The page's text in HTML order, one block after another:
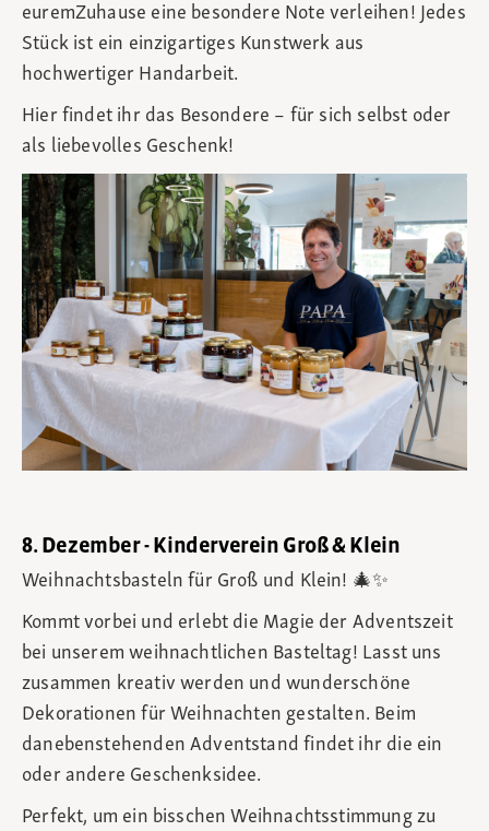
euremZuhause eine besondere Note verleihen! Jedes
Stück ist ein einzigartiges Kunstwerk aus
hochwertiger Handarbeit.
Hier findet ihr das Besondere – für sich selbst oder
als liebevolles Geschenk!
8. Dezember - Kinderverein Groß & Klein
Weihnachtsbasteln für Groß und Klein! 🎄✨
Kommt vorbei und erlebt die Magie der Adventszeit
bei unserem weihnachtlichen Basteltag! Lasst uns
zusammen kreativ werden und wunderschöne
Dekorationen für Weihnachten gestalten. Beim
danebenstehenden Adventstand findet ihr die ein
oder andere Geschenksidee.
Perfekt, um ein bisschen Weihnachtsstimmung zu